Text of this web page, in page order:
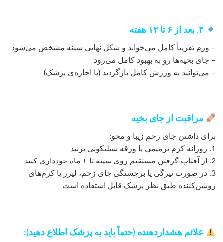
۴. بعد از ۶ تا ۱۲ هفته
– ورم تقریباً کامل می‌خوابد و شکل نهایی سینه مشخص می‌شود
– جای بخیه‌ها رو به بهبود کامل می‌رود
– می‌توانید به ورزش کامل بازگردید (با اجازه‌ی پزشک)
مراقبت از جای بخیه
برای داشتن جای زخم زیبا و محو:
1. روزانه کرم ترمیمی یا ورقه سیلیکونی بزنید
2. از آفتاب گرفتن مستقیم روی سینه تا ۶ ماه خودداری کنید
3. در صورت تیرگی یا برجستگی جای زخم، لیزر یا کرم‌های
روشن‌کننده طبق نظر پزشک قابل استفاده است
علائم هشداردهنده (حتماً باید به پزشک اطلاع دهید):